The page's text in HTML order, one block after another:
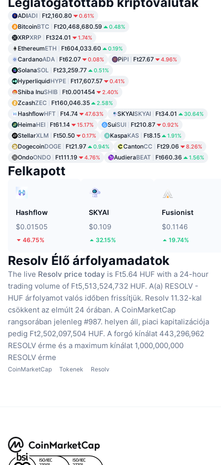
ADIADI Ft2,160.80 0.61%
BitcoinBTC Ft20,468,680.59 0.48%
XRPXRP Ft324.01 1.74%
EthereumETH Ft604,033.60 0.19%
CardanoADA Ft62.07 0.08% PiPI Ft27.67 4.96%
SolanaSOL Ft23,259.77 0.51%
HyperliquidHYPE Ft17,607.57 0.41%
Shiba InuSHIB Ft0.001454 2.40%
ZcashZEC Ft160,046.35 2.58%
HashflowHFT Ft4.74 47.63% SKYAISKYAI Ft34.01 30.64%
HeimaHEI Ft61.14 15.17% SuiSUI Ft210.87 0.92%
StellarXLM Ft50.50 0.17% KaspaKAS Ft8.15 1.91%
DogecoinDOGE Ft21.97 0.94% CantonCC Ft29.06 8.26%
OndoONDO Ft111.19 4.76% AudieraBEAT Ft660.36 1.56%
Felkapott
Hashflow
$0.01505
46.75%
SKYAI
$0.109
32.15%
Fusionist
$0.1146
19.74%
Resolv Élő árfolyamadatok
The live Resolv price today is Ft5.64 HUF with a 24-hour
trading volume of Ft5,513,524,732 HUF. A(a) RESOLV -
HUF árfolyamot valós időben frissítjük. Resolv 11.32-kal
csökkent az elmúlt 24 órában. A CoinMarketCap
rangsorában jelenleg #987. helyen áll, piaci kapitalizációja
pedig Ft2,502,097,504 HUF. A forgó kínálat 443,296,962
RESOLV érme és a maximum kínálat 1,000,000,000
RESOLV érme
CoinMarketCap Tokenek Resolv